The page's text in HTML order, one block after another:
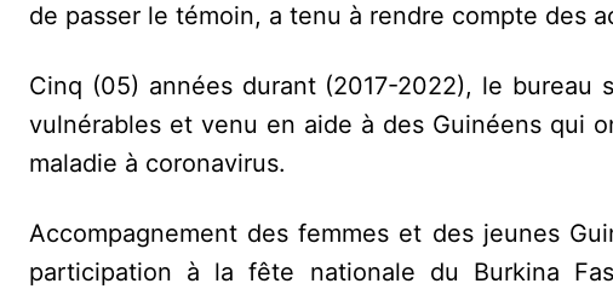
de passer le témoin, a tenu à rendre compte des
Cinq (05) années durant (2017-2022), le
vulnérables et venu en aide à des Guinéens qui
maladie à coronavirus.
Accompagnement des femmes et des jeunes
participation à la fête nationale du Burkina